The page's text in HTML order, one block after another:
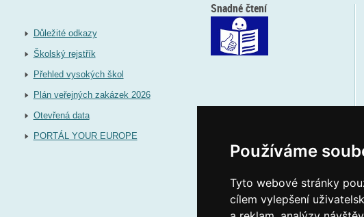
Používáme
Tyto webové stránky
cílem vylepšení
Důležité odkazy
Školský rejstřík
Přehled vysokých škol
Plán veřejných zakázek 2026
Otevřená data
PORTÁL YOUR EUROPE
Snadné čtení